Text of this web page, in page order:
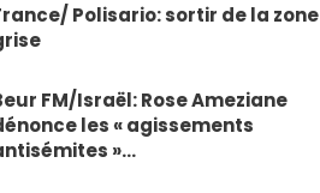
Polisario: sortir de la zone
FM/Israël: Rose Ameziane
les « agissements
»…